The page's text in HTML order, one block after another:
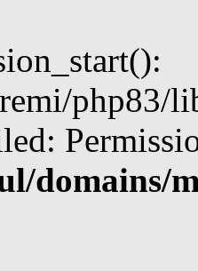
php83/
domains/